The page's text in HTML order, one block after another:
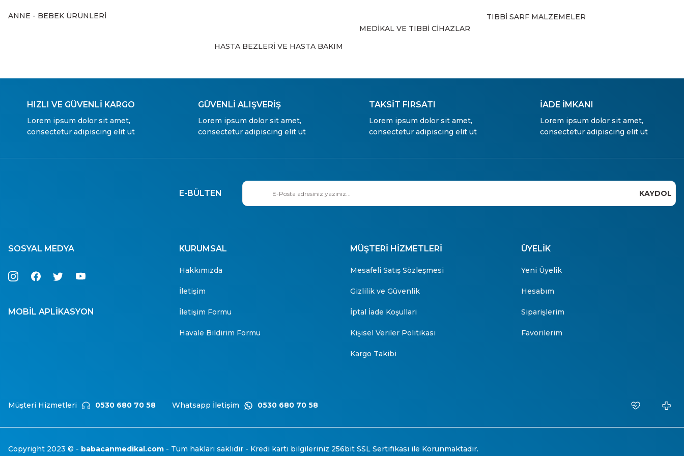
ANNE - BEBEK ÜRÜNLERİ
HASTA BEZLERİ VE HASTA BAKIM
MEDİKAL VE TIBBİ CİHAZLAR
TIBBİ SARF MALZEMELER
HIZLI VE GÜVENLİ KARGO
Lorem ipsum dolor sit amet,
consectetur adipiscing elit ut
GÜVENLİ ALIŞVERİŞ
Lorem ipsum dolor sit amet,
consectetur adipiscing elit ut
TAKSİT FIRSATI
Lorem ipsum dolor sit amet,
consectetur adipiscing elit ut
İADE İMKANI
Lorem ipsum dolor sit amet,
consectetur adipiscing elit ut
E-BÜLTEN KAYDOL
SOSYAL MEDYA
MOBİL APLİKASYON
KURUMSAL
Hakkımızda
İletişim
İletişim Formu
Havale Bildirim Formu
MÜŞTERİ HİZMETLERİ
Mesafeli Satış Sözleşmesi
Gizlilik ve Güvenlik
İptal İade Koşullari
Kişisel Veriler Politikası
Kargo Takibi
ÜYELİK
Yeni Üyelik
Hesabım
Siparişlerim
Favorilerim
Müşteri Hizmetleri 0530 680 70 58 Whatsapp İletişim 0530 680 70 58
Copyright 2023 © - babacanmedikal.com - Tüm hakları saklıdır - Kredi kartı bilgileriniz 256bit SSL Sertifikası ile Korunmaktadır.